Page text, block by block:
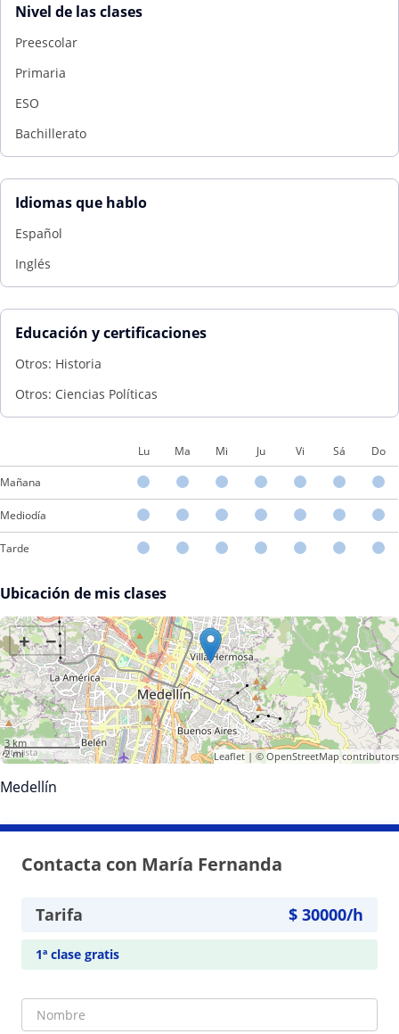
Nivel de las clases
Preescolar
Primaria
ESO
Bachillerato
Idiomas que hablo
Español
Inglés
Educación y certificaciones
Otros: Historia
Otros: Ciencias Políticas
Lu Ma Mi Ju Vi Sá Do
Mañana
Mediodía
Tarde
Ubicación de mis clases
+ −
3 km
2 mi
Leaflet| © OpenStreetMap contributors
Medellín
Contacta con María Fernanda
Tarifa $ 30000/h
1ª clase gratis